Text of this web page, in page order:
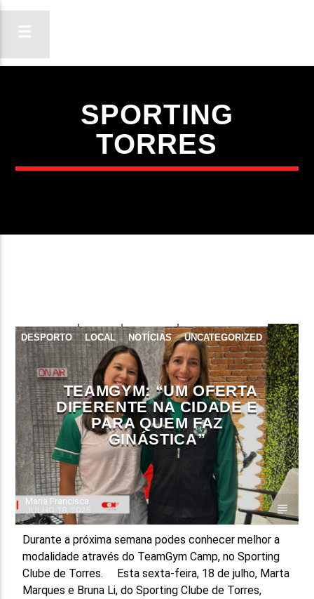
ON FM
LIGA-TE
FAIXA ATUAL
TÍTULO
ARTISTA
ON FM
SPORTING
TORRES
DESPORTO LOCAL NOTÍCIAS UNCATEGORIZED
TEAMGYM: “UM OFERTA
DIFERENTE NA CIDADE E
PARA QUEM FAZ
GINÁSTICA”
Maria Francisca
Durante a próxima semana podes conhecer melhor a
modalidade através do TeamGym Camp, no Sporting
Clube de Torres. Esta sexta-feira, 18 de julho, Marta
Marques e Bruna Li, do Sporting Clube de Torres,